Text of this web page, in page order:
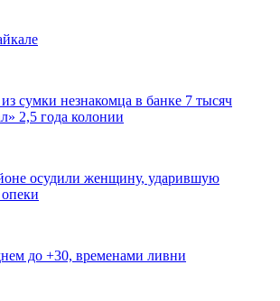
сумки незнакомца в банке 7 тысяч
2,5 года колонии
осудили женщину, ударившую
до +30, временами ливни